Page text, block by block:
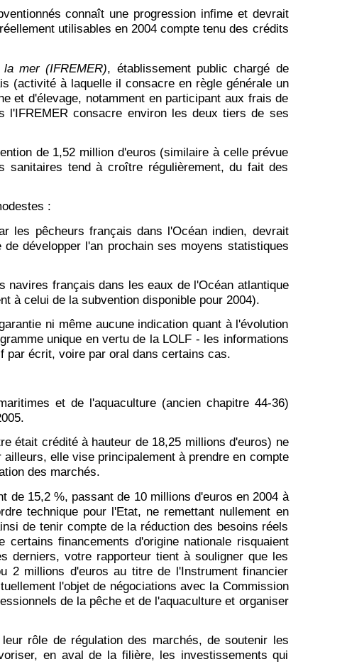
connaît une progression infime et devrait
utilisables en 2004 compte tenu des crédits
mer (IFREMER), établissement public chargé de
(activité à laquelle il consacre en règle générale un
et d'élevage, notamment en participant aux frais de
l'IFREMER consacre environ les deux tiers de ses
de 1,52 million d'euros (similaire à celle prévue
sanitaires tend à croître régulièrement, du fait des
:
les pêcheurs français dans l'Océan indien, devrait
développer l'an prochain ses moyens statistiques
navires français dans les eaux de l'Océan atlantique
à celui de la subvention disponible pour 2004).
ni même aucune indication quant à l'évolution
unique en vertu de la LOLF - les informations
par écrit, voire par oral dans certains cas.
et de l'aquaculture (ancien chapitre 44-36)
était crédité à hauteur de 18,25 millions d'euros) ne
ailleurs, elle vise principalement à prendre en compte
des marchés.
de 15,2 %, passant de 10 millions d'euros en 2004 à
technique pour l'Etat, ne remettant nullement en
de tenir compte de la réduction des besoins réels
financements d'origine nationale risquaient
derniers, votre rapporteur tient à souligner que les
2 millions d'euros au titre de l'Instrument financier
l'objet de négociations avec la Commission
de la pêche et de l'aquaculture et organiser
rôle de régulation des marchés, de soutenir les
en aval de la filière, les investissements qui